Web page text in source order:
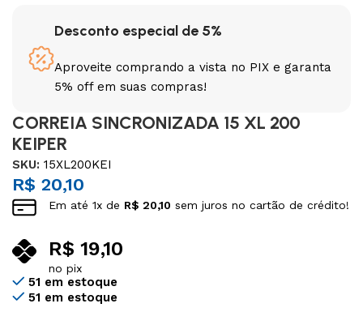
Desconto especial de 5%
Aproveite comprando a vista no PIX e garanta
5% off em suas compras!
CORREIA SINCRONIZADA 15 XL 200
KEIPER
SKU:15XL200KEI
R$ 20,10
Em até1x de R$ 20,10 sem juros no cartão de crédito!
R$ 19,10
no pix
51 em estoque
51 em estoque